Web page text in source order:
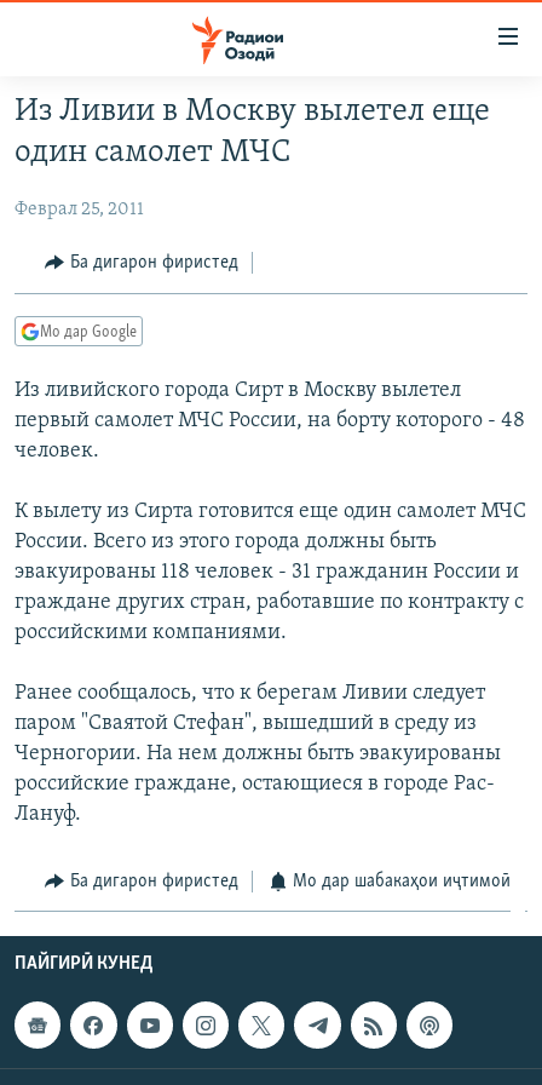
Ҷаҳиш
ба
мояи
Ҷаҳиш
феҳристи
Ҷаҳиш
ҷустор
ИҚТИСОД
ҶОМЕА
ОСИЁИ МАРКАЗӢ
ФАРҲАНГ
ГАПИ ОЗОД
РӮЗГОРИ МУҲОҶИР
САЛОМ, ХОҲАР
ҶАНГ ДАР УКРАИНА
НАЗАРИ МАРДУМ
ЧАНДРАСОНАӢ
НИГОРИСТОН
ГУЗОРИШҲОИ РАДИОӢ
КИТОБҲОИ ОЗОДӢ
Русский
Ҳамаи сомонаҳои RFE/RL
Из Ливии в Москву вылетел еще
один самолет МЧС
Феврал 25, 2011
Ба дигарон фиристед
Мо дар Google
Из ливийского города Сирт в Москву вылетел
первый самолет МЧС России, на борту которого - 48
человек.
К вылету из Сирта готовится еще один самолет МЧС
России. Всего из этого города должны быть
эвакуированы 118 человек - 31 гражданин России и
граждане других стран, работавшие по контракту с
российскими компаниями.
Ранее сообщалось, что к берегам Ливии следует
паром "Сваятой Стефан", вышедший в среду из
Черногории. На нем должны быть эвакуированы
российские граждане, остающиеся в городе Рас-
Лануф.
Ба дигарон фиристед Мо дар шабакаҳои иҷтимоӣ
ПАЙГИРӢ КУНЕД